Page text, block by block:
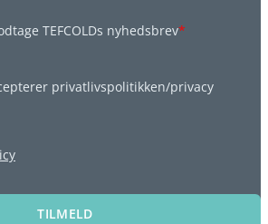
TEFCOLDs nyhedsbrev*
privatlivspolitikken/privacy
TILMELD